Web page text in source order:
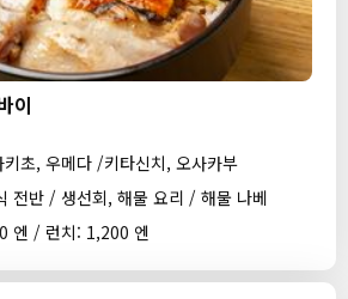
이
초, 우메다 /키타신치, 오사카부
전반 / 생선회, 해물 요리 / 해물 나베
엔 / 런치: 1,200 엔